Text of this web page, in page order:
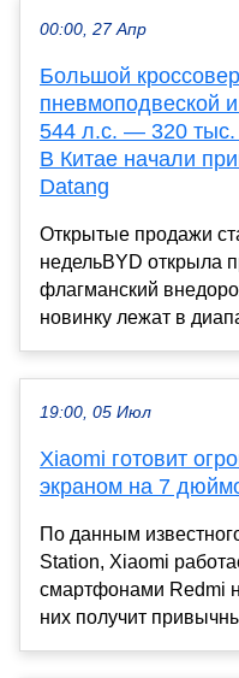
00:00, 27 Апр
Большой
пневмоподвеской
544 л.с. — 320
В Китае начали
Datang
Открытые продажи
недельBYD открыла
флагманский
новинку лежат в
19:00, 05 Июл
Xiaomi готовит
экраном на 7
По данным
Station, Xiaomi
смартфонами Redmi
них получит